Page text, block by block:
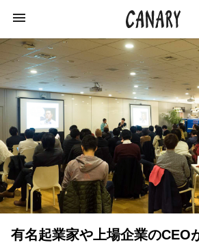
KEYWORD
キーワード
カルチャー 学び ラジオ
ライフスタイル ビジネス
エンターテインメント スキ
有名起業家や上場企業のCEO